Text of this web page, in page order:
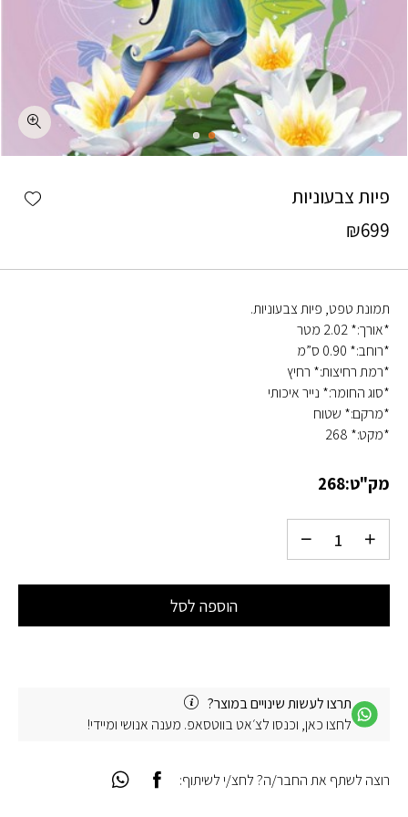
פיות צבעוניות
₪699
תמונת טפט, פיות צבעוניות.
*אורך:* 2.02 מטר
*רוחב:* 0.90 ס”מ
*רמת רחיצות:* רחיץ
*סוג החומר:* נייר איכותי
*מרקם:* שטוח
*מקט:* 268
מק"ט:268
הוספה לסל
תרצו לעשות שינויים במוצר?
לחצו כאן, וכנסו לצ׳אט בווטסאפ. מענה אנושי ומיידי!
רוצה לשתף את החבר/ה? לחצ/י לשיתוף: